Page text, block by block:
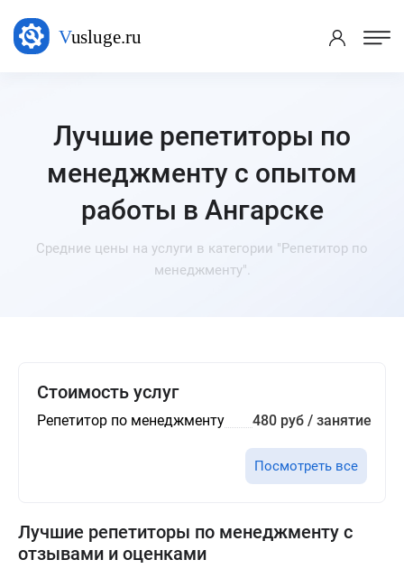
Лучшие репетиторы по
менеджменту с опытом
работы в Ангарске
Средние цены на услуги в категории "Репетитор по
менеджменту".
Стоимость услуг
Репетитор по менеджменту 480 руб / занятие
Посмотреть все
Лучшие репетиторы по менеджменту с
отзывами и оценками